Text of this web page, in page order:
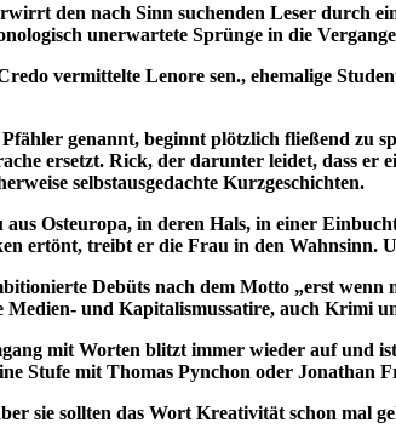
den nach Sinn suchenden Leser durch
unerwartete Sprünge in die
vermittelte Lenore sen., ehemalige
genannt, beginnt plötzlich fließend zu
ersetzt. Rick, der darunter leidet, dass
selbstausgedachte Kurzgeschichten.
aus Osteuropa, in deren Hals, in einer
ertönt, treibt er die Frau in den Wahnsinn.
Debüts nach dem Motto „erst
und Kapitalismussatire, auch Krimi
mit Worten blitzt immer wieder auf und
Stufe mit Thomas Pynchon oder Jonathan
sie sollten das Wort Kreativität schon mal